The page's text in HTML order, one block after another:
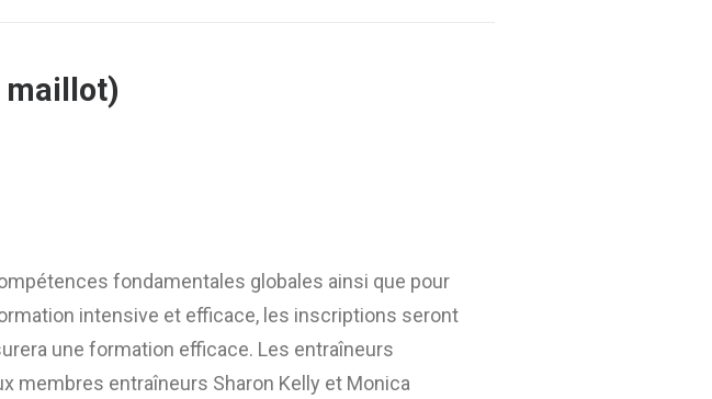
maillot)
fondamentales globales ainsi que pour
intensive et efficace, les inscriptions seront
une formation efficace. Les entraîneurs
membres entraîneurs Sharon Kelly et Monica